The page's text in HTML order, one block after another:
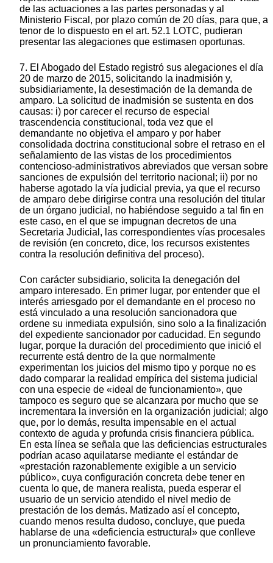
de las actuaciones a las partes personadas y al
Ministerio Fiscal, por plazo común de 20 días, para que, a
tenor de lo dispuesto en el art. 52.1 LOTC, pudieran
presentar las alegaciones que estimasen oportunas.
7. El Abogado del Estado registró sus alegaciones el día
20 de marzo de 2015, solicitando la inadmisión y,
subsidiariamente, la desestimación de la demanda de
amparo. La solicitud de inadmisión se sustenta en dos
causas: i) por carecer el recurso de especial
trascendencia constitucional, toda vez que el
demandante no objetiva el amparo y por haber
consolidada doctrina constitucional sobre el retraso en el
señalamiento de las vistas de los procedimientos
contencioso-administrativos abreviados que versan sobre
sanciones de expulsión del territorio nacional; ii) por no
haberse agotado la vía judicial previa, ya que el recurso
de amparo debe dirigirse contra una resolución del titular
de un órgano judicial, no habiéndose seguido a tal fin en
este caso, en el que se impugnan decretos de una
Secretaria Judicial, las correspondientes vías procesales
de revisión (en concreto, dice, los recursos existentes
contra la resolución definitiva del proceso).
Con carácter subsidiario, solicita la denegación del
amparo interesado. En primer lugar, por entender que el
interés arriesgado por el demandante en el proceso no
está vinculado a una resolución sancionadora que
ordene su inmediata expulsión, sino solo a la finalización
del expediente sancionador por caducidad. En segundo
lugar, porque la duración del procedimiento que inició el
recurrente está dentro de la que normalmente
experimentan los juicios del mismo tipo y porque no es
dado comparar la realidad empírica del sistema judicial
con una especie de «ideal de funcionamiento», que
tampoco es seguro que se alcanzara por mucho que se
incrementara la inversión en la organización judicial; algo
que, por lo demás, resulta impensable en el actual
contexto de aguda y profunda crisis financiera pública.
En esta línea se señala que las deficiencias estructurales
podrían acaso aquilatarse mediante el estándar de
«prestación razonablemente exigible a un servicio
público», cuya configuración concreta debe tener en
cuenta lo que, de manera realista, pueda esperar el
usuario de un servicio atendido el nivel medio de
prestación de los demás. Matizado así el concepto,
cuando menos resulta dudoso, concluye, que pueda
hablarse de una «deficiencia estructural» que conlleve
un pronunciamiento favorable.